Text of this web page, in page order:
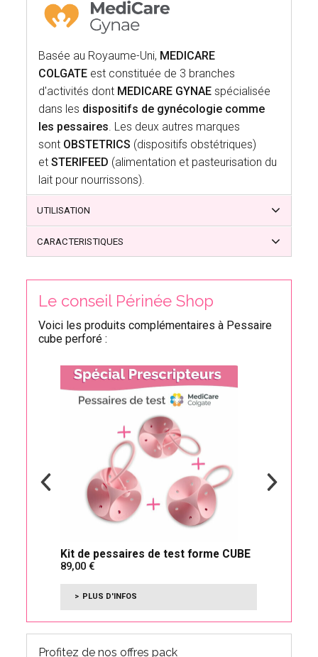
Basée au Royaume-Uni, MEDICARE
COLGATE est constituée de 3 branches
d'activités dont MEDICARE GYNAE spécialisée
dans les dispositifs de gynécologie comme
les pessaires. Les deux autres marques
sont OBSTETRICS (dispositifs obstétriques)
etSTERIFEED (alimentation et pasteurisation du
lait pour nourrissons).
UTILISATION
CARACTERISTIQUES
Le conseil Périnée Shop
Voici les produits complémentaires à Pessaire
cube perforé :
Kit de pessaires de test forme CUBE
89,00
PLUS D'INFOS
Profitez de nos offres pack